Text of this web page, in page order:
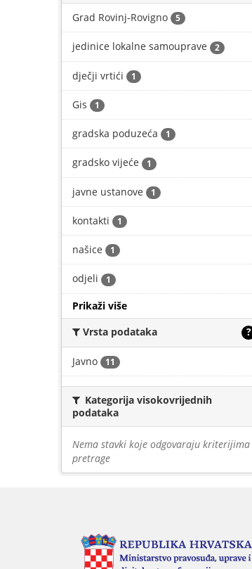
Grad Rovinj-Rovigno 5
jedinice lokalne samouprave 2
dječji vrtići 1
Gis 1
gradska poduzeća 1
gradsko vijeće 1
javne ustanove 1
kontakti 1
našice 1
odjeli 1
Prikaži više
Vrsta podataka
?
Javno 11
Kategorija visokovrijednih
podataka
Nema stavki koje odgovaraju kriterijima
pretrage